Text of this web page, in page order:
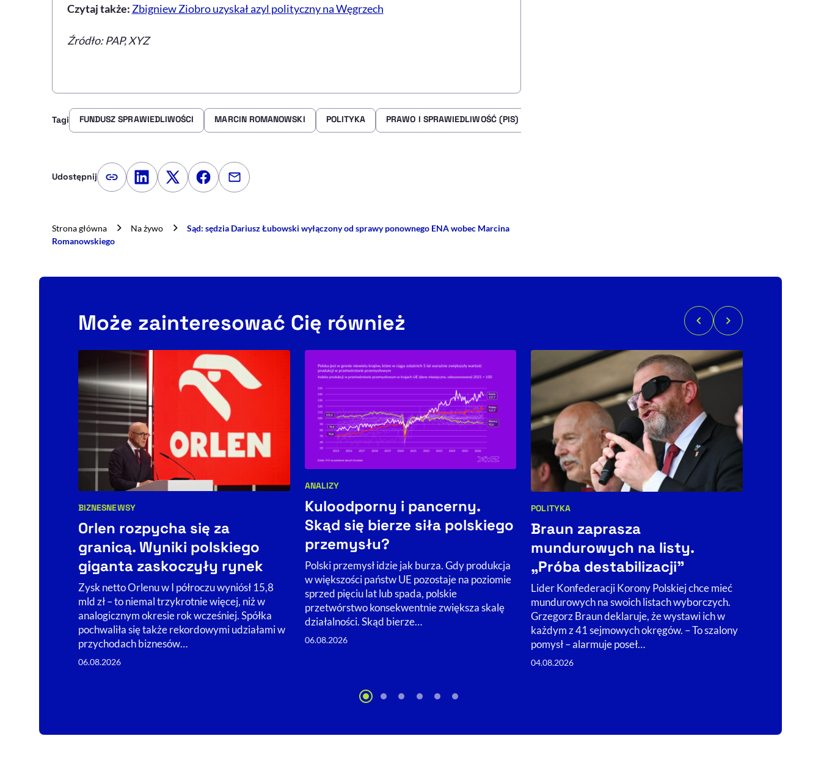
Czytaj także: Zbigniew Ziobro uzyskał azyl polityczny na Węgrzech
Źródło: PAP, XYZ
Tagi FUNDUSZ SPRAWIEDLIWOŚCI MARCIN ROMANOWSKI POLITYKA PRAWO I SPRAWIEDLIWOŚĆ (PIS)
Udostępnij Kopiuj link artykułu
Udostępnij na LinkedIn
Udostępnij na Twitterze
Udostępnij na Facebooku
Udostępnij przez e-mail
Strona główna Na żywo
Sąd: sędzia Dariusz Łubowski wyłączony od sprawy ponownego ENA wobec Marcina
Romanowskiego
Może zainteresować Cię również
Kategorie artykułu:
BIZNESNEWSY
Orlen rozpycha się za
granicą. Wyniki polskiego
giganta zaskoczyły rynek
Zysk netto Orlenu w I półroczu wyniósł 15,8
mld zł – to niemal trzykrotnie więcej, niż w
analogicznym okresie rok wcześniej. Spółka
pochwaliła się także rekordowymi udziałami w
przychodach biznesów…
06.08.2026
ANALIZY
Kuloodporny i pancerny.
Skąd się bierze siła polskiego
przemysłu?
Polski przemysł idzie jak burza. Gdy produkcja
w większości państw UE pozostaje na poziomie
sprzed pięciu lat lub spada, polskie
przetwórstwo konsekwentnie zwiększa skalę
działalności. Skąd bierze…
06.08.2026
Kategorie artykułu:
POLITYKA
Braun zaprasza
mundurowych na listy.
„Próba destabilizacji”
Lider Konfederacji Korony Polskiej chce mieć
mundurowych na swoich listach wyborczych.
Grzegorz Braun deklaruje, że wystawi ich w
każdym z 41 sejmowych okręgów. – To szalony
pomysł – alarmuje poseł…
04.08.2026